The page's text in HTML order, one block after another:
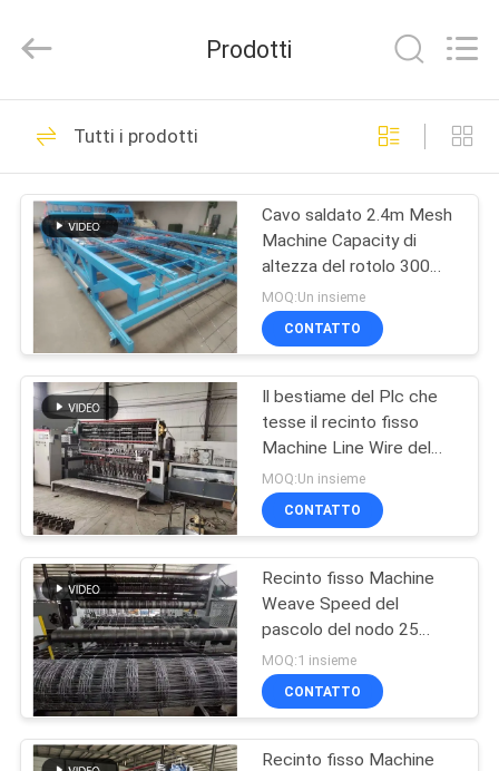
CASA
PRODOTTI
MANIFESTAZIONE
CIRCA
NOI
GIRO
DELLA
FABBRICA
CONTROLLO
QUALITÀ
Mesh
Products
All
Reserved.
Cavo Mesh Welding
Machines
101
rinforzo della
saldatrice della
maglia
70
saldatrice della
maglia del recinto
Prodotti
Tutti i prodotti
Cavo saldato 2.4m Mesh
Machine Capacity di
altezza del rotolo 300
Rolls al giorno
MOQ:Un insieme
CONTATTO
Il bestiame del Plc che
tesse il recinto fisso
Machine Line Wire del
nodo spazia 3 pollici
MOQ:Un insieme
CONTATTO
Recinto fisso Machine
Weave Speed del
pascolo del nodo 25
volte al min
MOQ:1 insieme
CONTATTO
Recinto fisso Machine